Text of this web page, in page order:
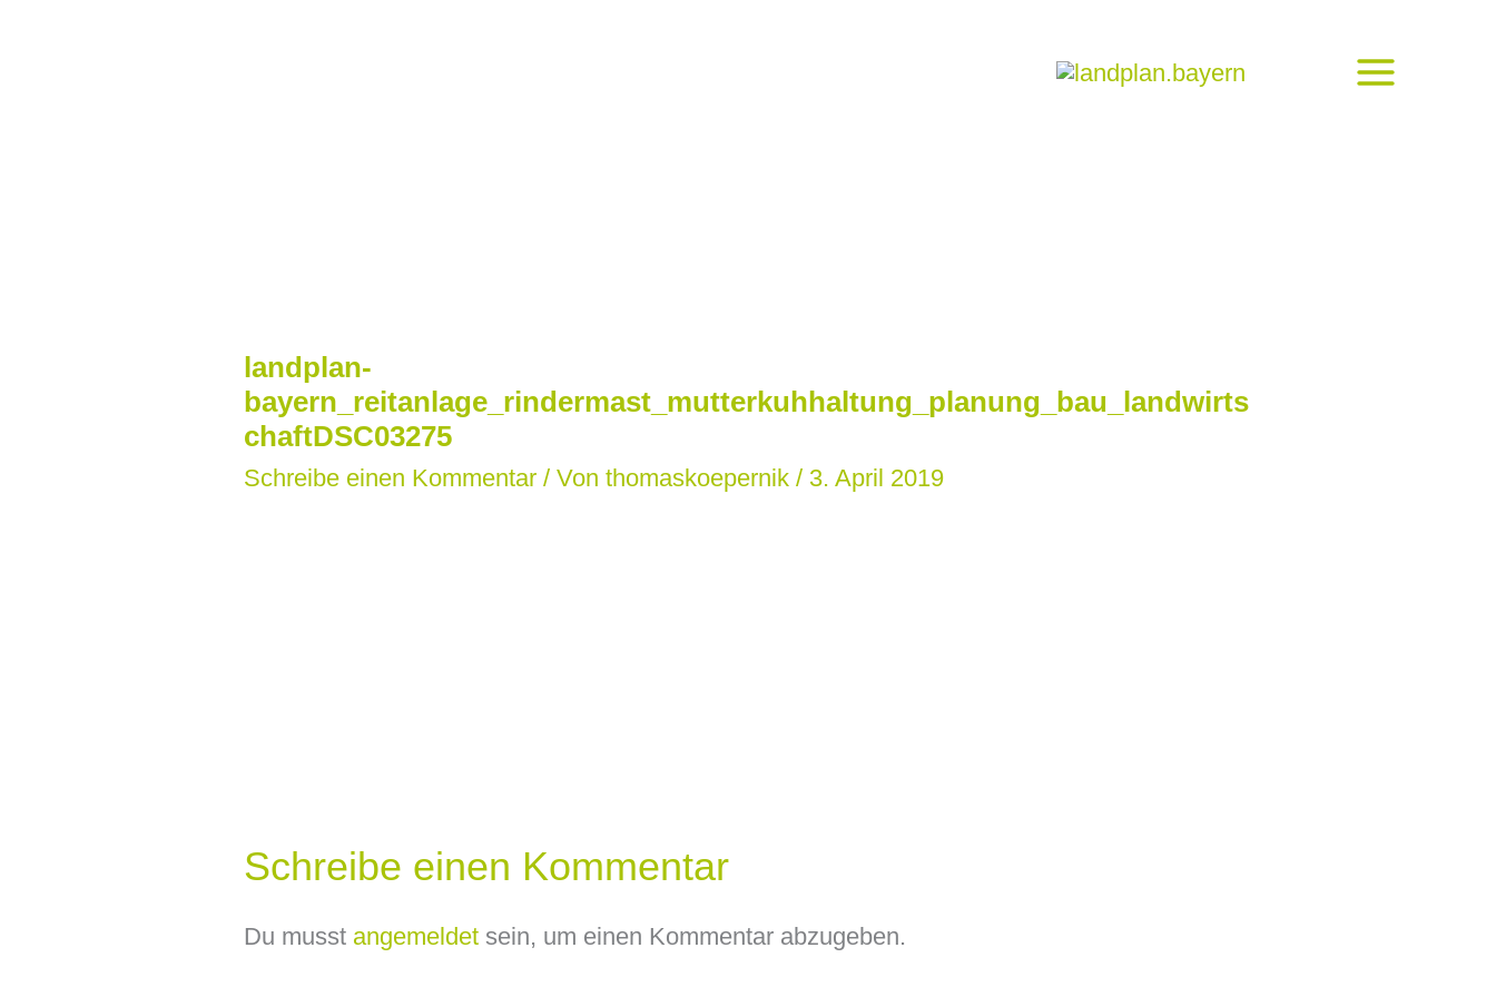
landplan-
bayern_reitanlage_rindermast_mutterkuhhaltung_planung_bau_landwirts
chaftDSC03275
Schreibe einen Kommentar / Von thomaskoepernik / 3. April 2019
Schreibe einen Kommentar
Du musst angemeldetsein, um einen Kommentar abzugeben.